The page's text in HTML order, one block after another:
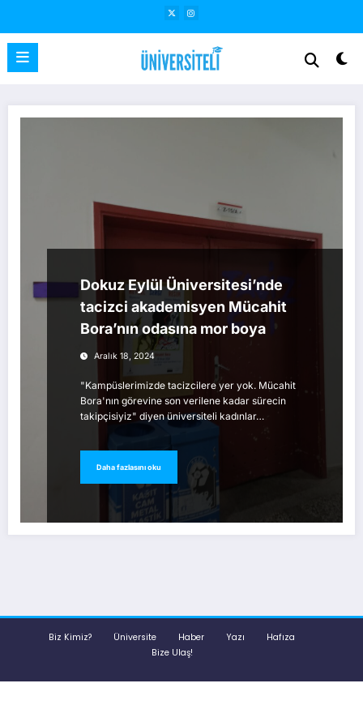
Dokuz Eylül Üniversitesi’nde
tacizci akademisyen Mücahit
Bora’nın odasına mor boya
Aralık 18, 2024
"Kampüslerimizde tacizcilere yer yok. Mücahit
Bora'nın görevine son verilene kadar sürecin
takipçisiyiz" diyen üniversiteli kadınlar…
Daha fazlasını oku
Biz Kimiz? Üniversite Haber Yazı
Hafıza
Bize Ulaş!